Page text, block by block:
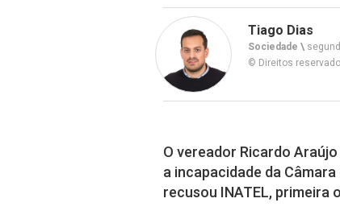
Tiago Dias
Sociedade \
© Direitos
O vereador Ricardo
a incapacidade da
recusou INATEL, primeira